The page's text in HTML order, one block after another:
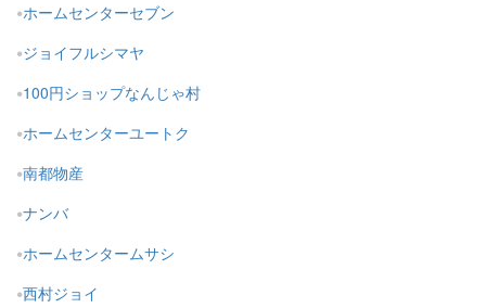
ホームセンターセブン
ジョイフルシマヤ
100円ショップなんじゃ村
ホームセンターユートク
南都物産
ナンバ
ホームセンタームサシ
西村ジョイ